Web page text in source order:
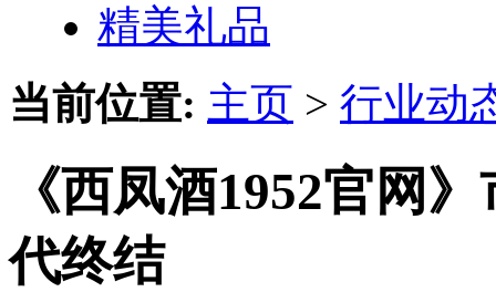
精美礼品
当前位置: 主页 > 行业动
《西凤酒1952官网
代终结